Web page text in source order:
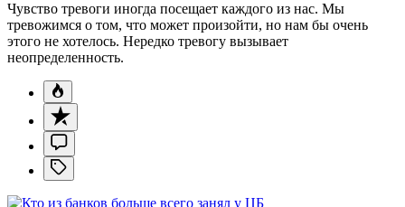
Чувство тревоги иногда посещает каждого из нас. Мы
тревожимся о том, что может произойти, но нам бы очень
этого не хотелось. Нередко тревогу вызывает
неопределенность.